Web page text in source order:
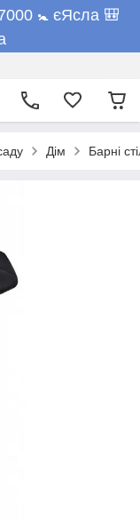
🚼 єЯсла 🎒
Дім Барні